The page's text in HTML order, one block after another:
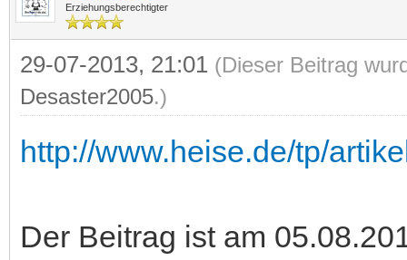
Erziehungsberechtigter
29-07-2013, 21:01 (Dieser Beitrag
Desaster2005.)
http://www.heise.de/tp/
Der Beitrag ist am